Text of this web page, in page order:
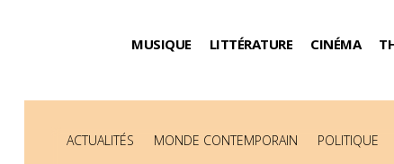
MUSIQUE LITTÉRATURE CINÉMA
Catégories
ACTUALITÉS MONDE CONTEMPORAIN POLITIQUE